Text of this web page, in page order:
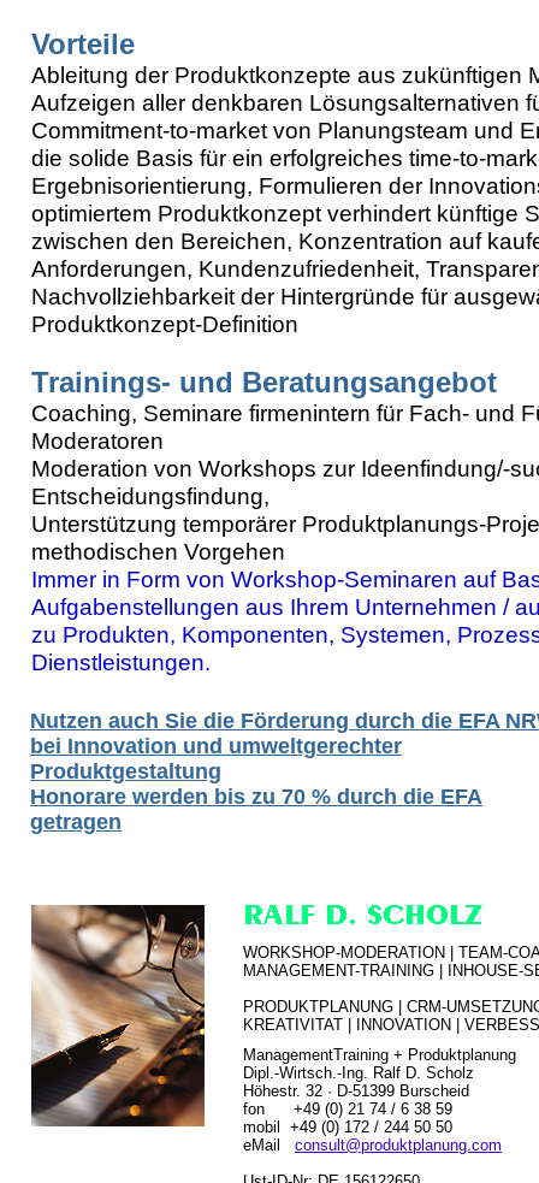
Vorteile
Ableitung der Produktkonzepte aus zukünftigen
Aufzeigen aller denkbaren Lösungsalternativen
Commitment-to-market von Planungsteam und
die solide Basis für ein erfolgreiches time-to-
Ergebnisorientierung, Formulieren der
optimiertem Produktkonzept verhindert künftige
zwischen den Bereichen, Konzentration auf
Anforderungen, Kundenzufriedenheit,
Nachvollziehbarkeit der Hintergründe für
Produktkonzept-Definition
Trainings- und Beratungsangebot
Coaching, Seminare firmenintern für Fach- und
Moderatoren
Moderation von Workshops zur Ideenfindung/-
Entscheidungsfindung,
Unterstützung temporärer Produktplanungs-
methodischen Vorgehen
Immer in Form von Workshop-Seminaren auf
Aufgabenstellungen aus Ihrem Unternehmen /
zu Produkten, Komponenten, Systemen,
Dienstleistungen.
Nutzen auch Sie die Förderung durch die EFA
bei Innovation und umweltgerechter
Produktgestaltung
Honorare werden bis zu 70 % durch die EFA
getragen
WORKSHOP-MODERATION | TEAM-
MANAGEMENT-TRAINING |
INHOUSE-
PRODUKTPLANUNG | CRM-
KREATIVITAT | INNOVATION |
ManagementTraining + Produktplanung
Dipl.-Wirtsch.-Ing. Ralf D. Scholz
Höhestr. 32 · D-51399 Burscheid
fon +49 (0) 21 74 / 6 38 59
mobil +49 (0) 172 / 244 50 50
eMail consult@produktplanung.com